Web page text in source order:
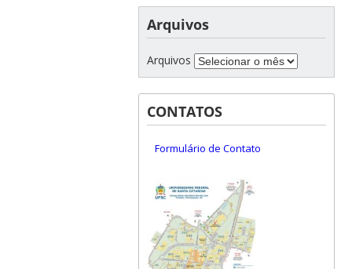
Arquivos
Arquivos
CONTATOS
Formulário de Contato